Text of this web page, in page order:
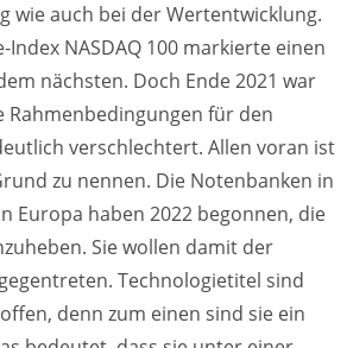
wie auch bei der Wertentwicklung.
Index NASDAQ 100 markierte einen
nächsten. Doch Ende 2021 war
Rahmenbedingungen für den
verschlechtert. Allen voran ist
zu nennen. Die Notenbanken in
Europa haben 2022 begonnen, die
Sie wollen damit der
Technologietitel sind
denn zum einen sind sie ein